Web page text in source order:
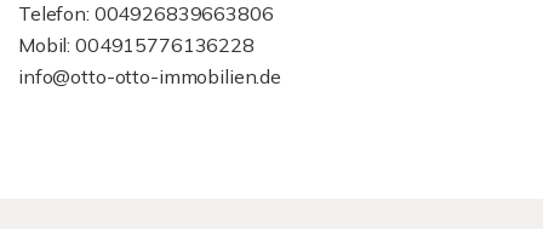
Telefon: 004926839663806
Mobil: 004915776136228
info@otto-otto-immobilien.de